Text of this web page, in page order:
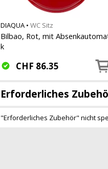
DIAQUA • WC Sitz
Bilbao, Rot, mit
k
CHF 86.35
Erforderliches
"Erforderliches Zubehör" nicht